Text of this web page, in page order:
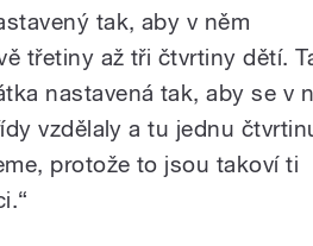
tak, aby v něm
třetiny až tři čtvrtiny dětí.
nastavená tak, aby se v
vzdělaly a tu jednu
protože to jsou takoví ti